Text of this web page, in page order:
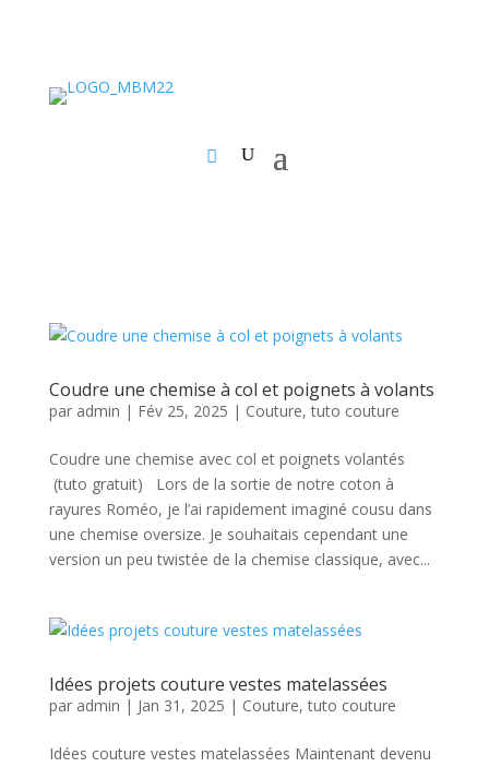
Coudre une chemise à col et poignets à volants
par admin | Fév 25, 2025 | Couture,tuto couture
Coudre une chemise avec col et poignets volantés
(tuto gratuit) Lors de la sortie de notre coton à
rayures Roméo, je l’ai rapidement imaginé cousu dans
une chemise oversize. Je souhaitais cependant une
version un peu twistée de la chemise classique, avec...
Idées projets couture vestes matelassées
par admin | Jan 31, 2025 | Couture,tuto couture
Idées couture vestes matelassées Maintenant devenu